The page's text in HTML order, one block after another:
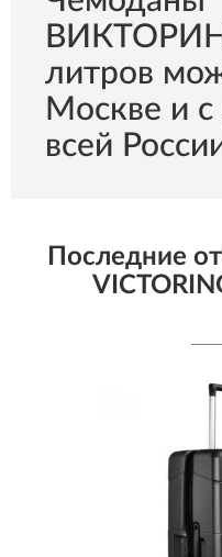
литров
Москве и с
всей
Последние